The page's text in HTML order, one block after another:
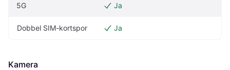
5G Ja
Dobbel SIM-kortspor Ja
Kamera